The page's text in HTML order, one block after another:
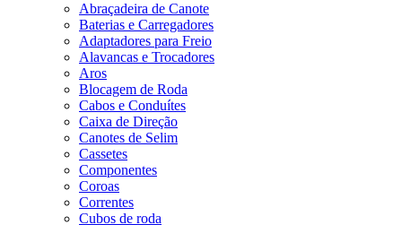
Abraçadeira de Canote
Baterias e Carregadores
Adaptadores para Freio
Alavancas e Trocadores
Aros
Blocagem de Roda
Cabos e Conduítes
Caixa de Direção
Canotes de Selim
Cassetes
Componentes
Coroas
Correntes
Cubos de roda